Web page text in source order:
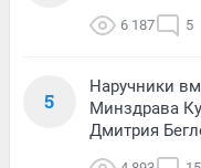
6 187 5
5
Наручники
Минздрава
Дмитрия